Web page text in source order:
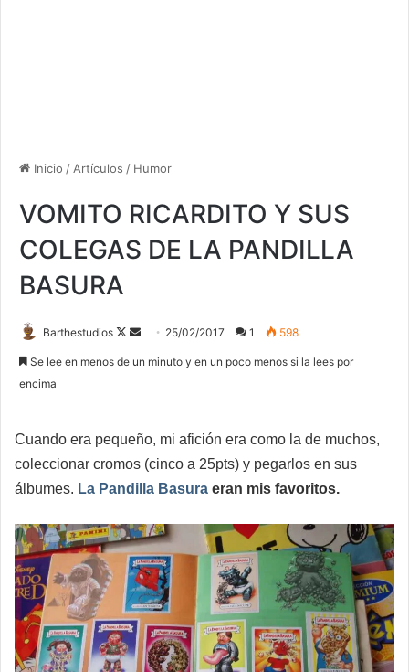
Inicio /Artículos / Humor
VOMITO RICARDITO Y SUS
COLEGAS DE LA PANDILLA
BASURA
Barthestudios
Follow
Send 25/02/2017 1 598
Se lee en menos de un minuto y en un poco menos si la lees por
encima
Cuando era pequeño, mi afición era como la de muchos,
coleccionar cromos (cinco a 25pts) y pegarlos en sus
álbumes. La Pandilla Basura eran mis favoritos.